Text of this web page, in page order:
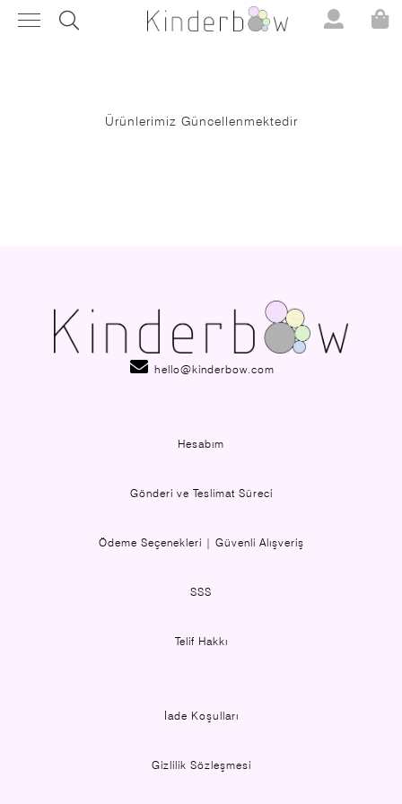
Ürünlerimiz Güncellenmektedir
hello@kinderbow.com
Hesabım
Gönderi ve Teslimat Süreci
Ödeme Seçenekleri | Güvenli Alışveriş
SSS
Telif Hakkı
İade Koşulları
Gizlilik Sözleşmesi